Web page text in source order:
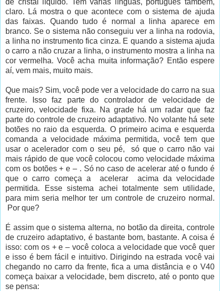
claro. Lá mostra o que acontece com o sistema de ajuda
das faixas. Quando tudo é normal a linha aparece em
branco. Se o sistema não conseguiu ver a linha na rodovia,
a linha no instrumento fica cinza. E quando a sistema ajuda
o carro a não cruzar a linha, o instrumento mostra a linha na
cor vermelha. Você acha muita informação? Então espere
aí, vem mais, muito mais.
Que mais? Sim, você pode ver a velocidade do carro na sua
frente. Isso faz parte do controlador de velocidade de
cruzeiro, velocidade fixa. Na grade há um radar que faz
parte do controle de cruzeiro adaptativo. No volante há sete
botões no raio da esquerda. O primeiro acima e esquerda
comanda a velocidade máxima permitida, você tem que
usar o acelerador com o seu pé, só que o carro não vai
mais rápido de que você colocou como velocidade máxima
com os botões + e – . Só no caso de acelerar até o fundo é
que o carro começa a acelerar acima da velocidade
permitida. Esse sistema achei totalmente sem utilidade,
para mim seria melhor ter um controle de cruzeiro normal.
Por que?
É assim que o sistema alterna, no botão da direita, controle
de cruzeiro adaptativo, é bastante bom, bastante. A coisa é
isso: com os + e – você coloca a velocidade que você quer
e isso é bem fácil e intuitivo. Dirigindo na estrada você vai
chegando no carro da frente, fica a uma distância e o V40
começa baixar a velocidade, bem discreto, até o ponto que
se pensa: